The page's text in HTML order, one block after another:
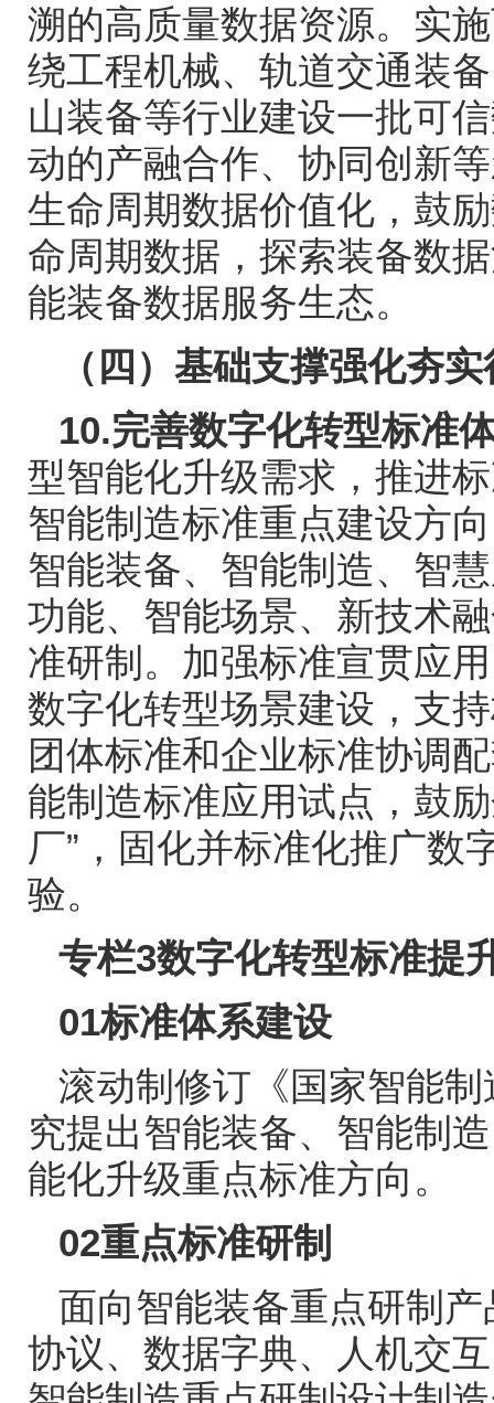
溯的高质量数据资源。实
绕工程机械、轨道交通装
山装备等行业建设一批可
动的产融合作、协同创新
生命周期数据价值化，鼓
命周期数据，探索装备数
能装备数据服务生态。
（四）基础支撑强化夯
10.完善数字化转型标准
型智能化升级需求，推进
智能制造标准重点建设方
智能装备、智能制造、智
功能、智能场景、新技术
准研制。加强标准宣贯应
数字化转型场景建设，支
团体标准和企业标准协调
能制造标准应用试点，鼓
厂” ，固化并标准化推广数
验。
专栏3数字化转型标准提
01标准体系建设
滚动制修订《国家智能
究提出智能装备、智能制
能化升级重点标准方向。
02重点标准研制
面向智能装备重点研制
协议、数据字典、人机交